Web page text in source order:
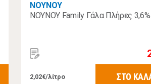
ΝΟΥΝΟΥ
ΝΟΥΝΟΥ Family Γάλα Πλήρες
2,02€/λίτρο ΣΤΟ